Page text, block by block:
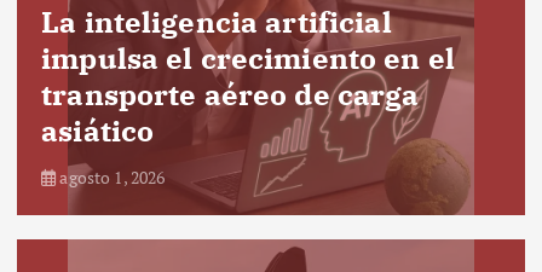
La inteligencia artificial
impulsa el crecimiento en el
transporte aéreo de carga
asiático
agosto 1, 2026